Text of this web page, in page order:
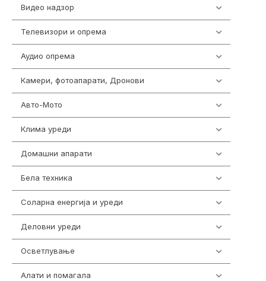
Видео надзор
Телевизори и опрема
Аудио опрема
Камери, фотоапарати, Дронови
Авто-Мото
Клима уреди
Домашни апарати
Бела техника
Соларна енергија и уреди
Деловни уреди
Осветлување
Алати и помагала